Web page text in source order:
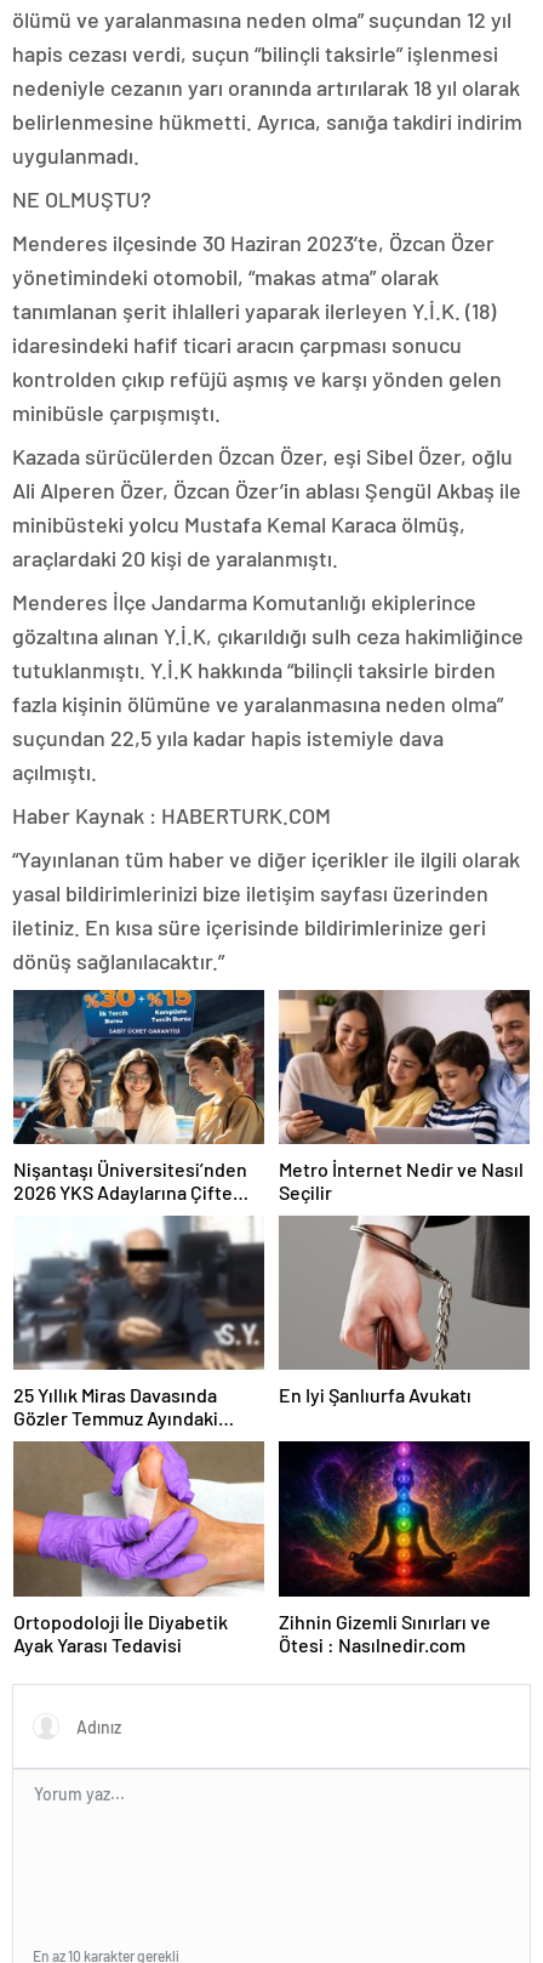
ölümü ve yaralanmasına neden olma” suçundan 12 yıl
hapis cezası verdi, suçun “bilinçli taksirle” işlenmesi
nedeniyle cezanın yarı oranında artırılarak 18 yıl olarak
belirlenmesine hükmetti. Ayrıca, sanığa takdiri indirim
uygulanmadı.
NE OLMUŞTU?
Menderes ilçesinde 30 Haziran 2023’te, Özcan Özer
yönetimindeki otomobil, “makas atma” olarak
tanımlanan şerit ihlalleri yaparak ilerleyen Y.İ.K. (18)
idaresindeki hafif ticari aracın çarpması sonucu
kontrolden çıkıp refüjü aşmış ve karşı yönden gelen
minibüsle çarpışmıştı.
Kazada sürücülerden Özcan Özer, eşi Sibel Özer, oğlu
Ali Alperen Özer, Özcan Özer’in ablası Şengül Akbaş ile
minibüsteki yolcu Mustafa Kemal Karaca ölmüş,
araçlardaki 20 kişi de yaralanmıştı.
Menderes İlçe Jandarma Komutanlığı ekiplerince
gözaltına alınan Y.İ.K, çıkarıldığı sulh ceza hakimliğince
tutuklanmıştı. Y.İ.K hakkında “bilinçli taksirle birden
fazla kişinin ölümüne ve yaralanmasına neden olma”
suçundan 22,5 yıla kadar hapis istemiyle dava
açılmıştı.
Haber Kaynak : HABERTURK.COM
“Yayınlanan tüm haber ve diğer içerikler ile ilgili olarak
yasal bildirimlerinizi bize iletişim sayfası üzerinden
iletiniz. En kısa süre içerisinde bildirimlerinize geri
dönüş sağlanılacaktır.”
Nişantaşı Üniversitesi’nden
2026 YKS Adaylarına Çifte
Güvence: Sabit Ücret ve
Kesintisiz Burs
Metro İnternet Nedir ve Nasıl
Seçilir
25 Yıllık Miras Davasında
Gözler Temmuz Ayındaki
Karar Duruşmasına Çevrildi
En Iyi Şanlıurfa Avukatı
Ortopodoloji İle Diyabetik
Ayak Yarası Tedavisi
Zihnin Gizemli Sınırları ve
Ötesi : Nasılnedir.com
En az 10 karakter gerekli